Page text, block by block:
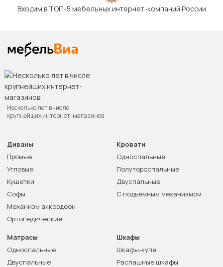
Входим в ТОП-5 мебельных интернет-компаний России
Несколько лет в числе
крупнейших интернет-магазинов
Диваны
Прямые
Угловые
Кушетки
Софы
Механизм аккордеон
Ортопедические
Кровати
Односпальные
Полутороспальные
Двуспальные
С подъемным механизмом
Матрасы
Односпальные
Двуспальные
Шкафы
Шкафы-купе
Распашные шкафы